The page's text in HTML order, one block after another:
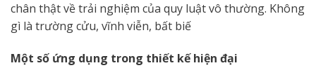
chân thật về trải nghiệm của quy luật vô thường. Không
gì là trường cửu, vĩnh viễn, bất biế
Một số ứng dụng trong thiết kế hiện đại